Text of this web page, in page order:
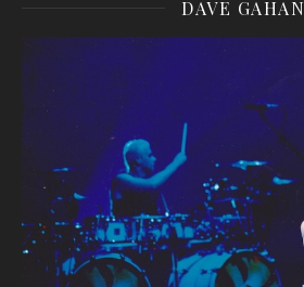
DAVE GAHAN